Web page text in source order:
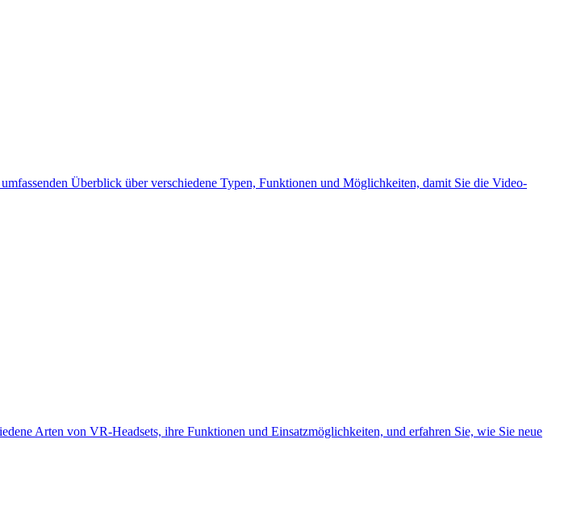
Überblick über verschiedene Typen, Funktionen und Möglichkeiten, damit Sie die Video-
Arten von VR-Headsets, ihre Funktionen und Einsatzmöglichkeiten, und erfahren Sie, wie Sie neue